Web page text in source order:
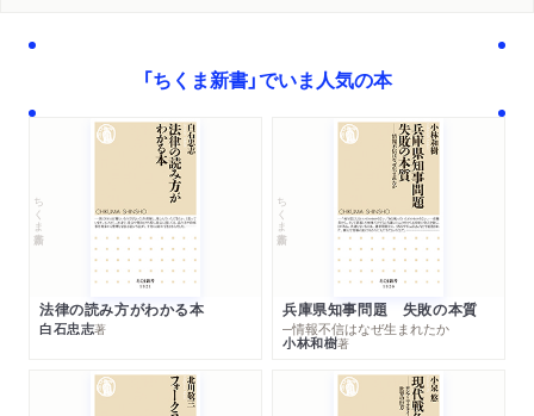
第五章 南天の星座
１ 星が明るいほど暗闇は美しい
みなみじゅうじ座／ケンタウルス座
２ 南天で迷わないために
りゅうこつ座／マゼラン雲
第六章 街中でも見える星
月／太陽／オーロラ／日食／月食／惑星／流星・彗星／人工衛
星
「ちくま新書」でいま人気の本
ちくま新書
法律の読み方がわかる本
白石忠志著
ちくま新書
兵庫県知事問題 失敗の本質
─情報不信はなぜ生まれたか
小林和樹著